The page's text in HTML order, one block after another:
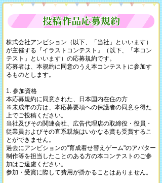
株式会社アンビション（以下、「当社」といいます）
が主催する『イラストコンテスト』（以下、「本コン
テスト」といいます）の応募規約です。
応募者は、本規約に同意のうえ本コンテストに参加す
るものとします。
1. 参加資格
本応募規約に同意された、日本国内在住の方
※未成年の方は、本応募要項への保護者の同意を得た
上でご投稿ください。
当社及びその関連会社、広告代理店の取締役・役員・
従業員およびその直系親族はいかなる賞も受賞するこ
とができません。
過去にアンビションの"育成着せ替えゲーム"のアバター
制作等を担当したことのある方の本コンテストのご参
加はご遠慮ください。
参加・受賞に際して費用が掛かることはありません。